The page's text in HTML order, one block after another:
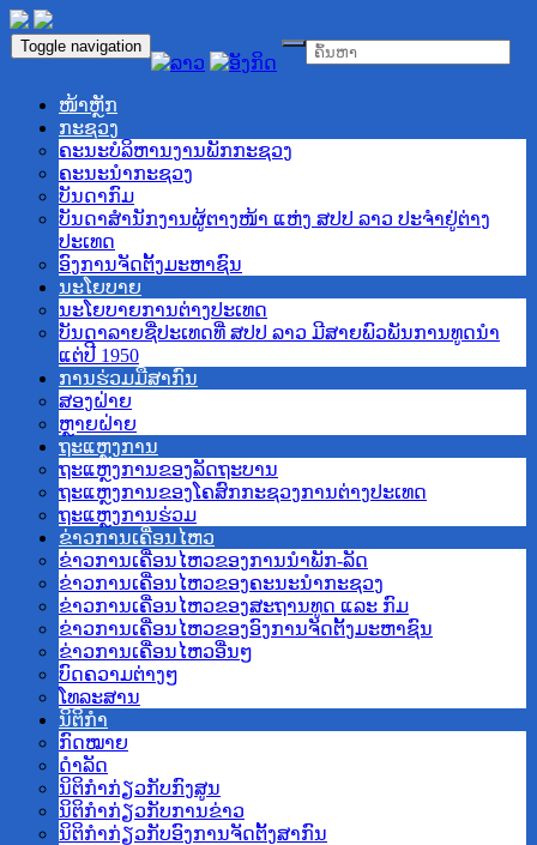
Toggle navigation
ໜ້າຫຼັກ
ກະຊວງ
ຄະນະບໍລິຫານງານພັກກະຊວງ
ຄະນະນໍາກະຊວງ
ບັນດາກົມ
ບັນດາສໍານັກງານຜູ້ຕາງໜ້າ ແຫ່ງ ສປປ ລາວ ປະຈໍາຢູ່ຕ່າງ
ປະເທດ
ອົງການຈັດຕັ້ງມະຫາຊົນ
ນະໂຍບາຍ
ນະໂຍບາຍການຕ່າງປະເທດ
ບັນດາລາຍຊື່ປະເທດທີ່ ສປປ ລາວ ມີສາຍພົວພັນການທູດນຳ
ແຕ່ປີ 1950
ການຮ່ວມມືສາກົນ
ສອງຝ່າຍ
ຫຼາຍຝ່າຍ
ຖະແຫຼງການ
ຖະແຫຼງການຂອງລັດຖະບານ
ຖະແຫຼງການຂອງໂຄສົກກະຊວງການຕ່າງປະເທດ
ຖະແຫຼງການຮ່ວມ
ຂ່າວການເຄື່ອນໄຫວ
ຂ່າວການເຄື່ອນໄຫວຂອງການນຳພັກ-ລັດ
ຂ່າວການເຄື່ອນໄຫວຂອງຄະນະນຳກະຊວງ
ຂ່າວການເຄື່ອນໄຫວຂອງສະຖານທູດ ແລະ ກົມ
ຂ່າວການເຄື່ອນໄຫວຂອງອົງການຈັດຕັ້ງມະຫາຊົນ
ຂ່າວການເຄື່ອນໄຫວອື່ນໆ
ບົດຄວາມຕ່າງໆ
ໂທລະສານ
ນິຕິກຳ
ກົດໝາຍ
ດໍາລັດ
ນິຕິກຳກ່ຽວກັບກົງສູນ
ນິຕິກຳກ່ຽວກັບການຂ່າວ
ນິຕິກຳກ່ຽວກັບອົງການຈັດຕັ້ງສາກົນ